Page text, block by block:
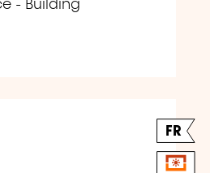
- Building
FR